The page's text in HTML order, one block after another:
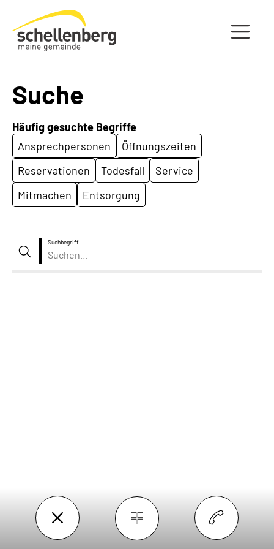
Gemeinde Schellenberg Startseite
Suche
Häufig gesuchte Begriffe
Ansprechpersonen
Öffnungszeiten
Reservationen
Todesfall
Service
Mitmachen
Entsorgung
Suchbegriff